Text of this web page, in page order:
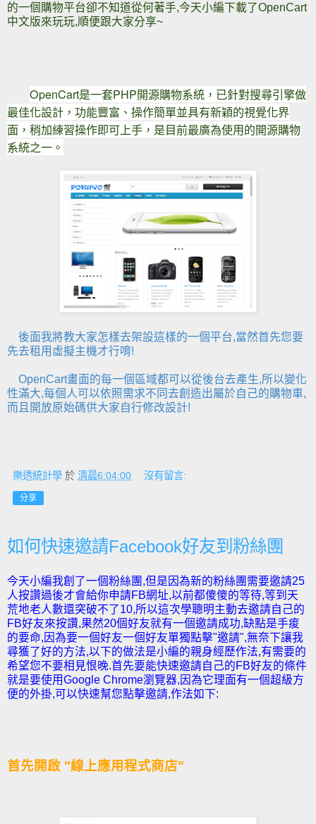
的一個購物平台卻不知道從何著手,今天小編下載了OpenCart
中文版來玩玩,順便跟大家分享~
OpenCart是一套PHP開源購物系統，已針對搜尋引擎做
最佳化設計，功能豐富、操作簡單並具有新穎的視覺化界
面，稍加練習操作即可上手，是目前最廣為使用的開源購物
系統之一。
後面我將教大家怎樣去架設這樣的一個平台,當然首先您要
先去租用虛擬主機才行唷!
OpenCart畫面的每一個區域都可以從後台去產生,所以變化
性滿大,每個人可以依照需求不同去創造出屬於自己的購物車,
而且開放原始碼供大家自行修改設計!
樂透統計學 於 清晨6:04:00 沒有留言:
分享
如何快速邀請Facebook好友到粉絲團
今天小編我創了一個粉絲團,但是因為新的粉絲團需要邀請25
人按讚過後才會給你申請FB網址,以前都傻傻的等待,等到天
荒地老人數還突破不了10,所以這次學聰明主動去邀請自己的
FB好友來按讚,果然20個好友就有一個邀請成功,缺點是手痠
的要命,因為要一個好友一個好友單獨點擊"邀請",無奈下讓我
尋獲了好的方法,以下的做法是小編的親身經歷作法,有需要的
希望您不要相見恨晚.首先要能快速邀請自己的FB好友的條件
就是要使用Google Chrome瀏覽器,因為它理面有一個超級方
便的外掛,可以快速幫您點擊邀請,作法如下:
首先開啟 "線上應用程式商店"